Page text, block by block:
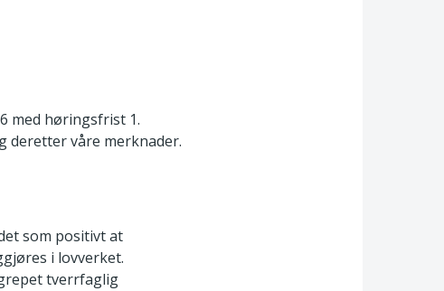
med høringsfrist 1.
deretter våre merknader.
som positivt at
i lovverket.
tverrfaglig